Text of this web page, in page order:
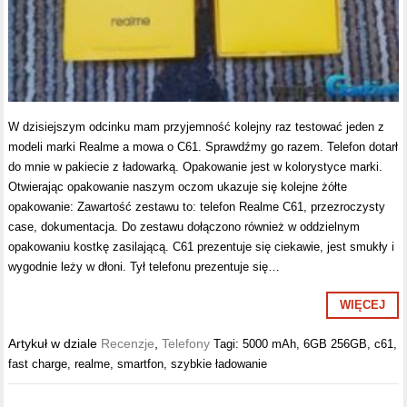
W dzisiejszym odcinku mam przyjemność kolejny raz testować jeden z
modeli marki Realme a mowa o C61. Sprawdźmy go razem. Telefon dotarł
do mnie w pakiecie z ładowarką. Opakowanie jest w kolorystyce marki.
Otwierając opakowanie naszym oczom ukazuje się kolejne żółte
opakowanie: Zawartość zestawu to: telefon Realme C61, przezroczysty
case, dokumentacja. Do zestawu dołączono również w oddzielnym
opakowaniu kostkę zasilającą. C61 prezentuje się ciekawie, jest smukły i
wygodnie leży w dłoni. Tył telefonu prezentuje się…
WIĘCEJ
Artykuł w dziale Recenzje,Telefony Tagi:5000 mAh,6GB 256GB,c61,
fast charge,realme,smartfon,szybkie ładowanie